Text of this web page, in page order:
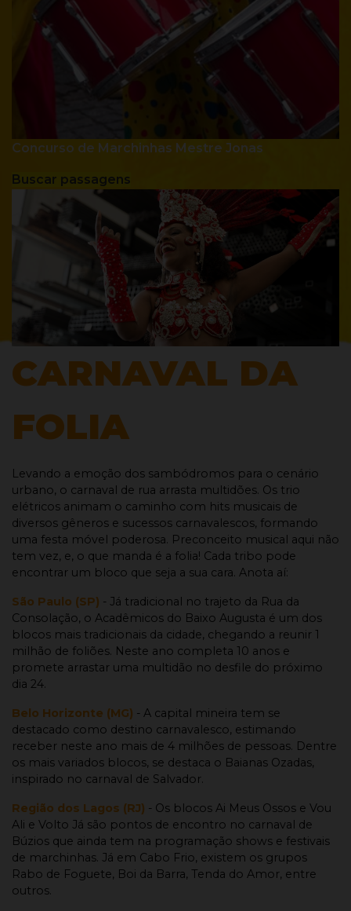
Concurso de Marchinhas Mestre Jonas
Buscar passagens
Buscar passagens
CARNAVAL DA
FOLIA
Levando a emoção dos sambódromos para o cenário
urbano, o carnaval de rua arrasta multidões. Os trio
elétricos animam o caminho com hits musicais de
diversos gêneros e sucessos carnavalescos, formando
uma festa móvel poderosa. Preconceito musical aqui não
tem vez, e, o que manda é a folia! Cada tribo pode
encontrar um bloco que seja a sua cara. Anota aí:
São Paulo (SP) - Já tradicional no trajeto da Rua da
Consolação, o Acadêmicos do Baixo Augusta é um dos
blocos mais tradicionais da cidade, chegando a reunir 1
milhão de foliões. Neste ano completa 10 anos e
promete arrastar uma multidão no desfile do próximo
dia 24.
Belo Horizonte (MG) - A capital mineira tem se
destacado como destino carnavalesco, estimando
receber neste ano mais de 4 milhões de pessoas. Dentre
os mais variados blocos, se destaca o Baianas Ozadas,
inspirado no carnaval de Salvador.
Região dos Lagos (RJ) - Os blocos Ai Meus Ossos e Vou
Ali e Volto Já são pontos de encontro no carnaval de
Búzios que ainda tem na programação shows e festivais
de marchinhas. Já em Cabo Frio, existem os grupos
Rabo de Foguete, Boi da Barra, Tenda do Amor, entre
outros.